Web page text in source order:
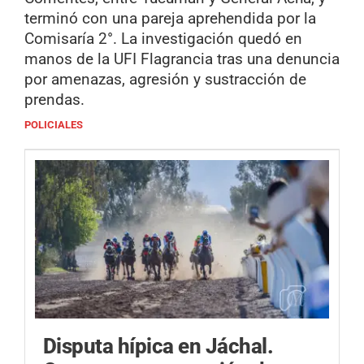
terminó con una pareja aprehendida por la
Comisaría 2°. La investigación quedó en
manos de la UFI Flagrancia tras una denuncia
por amenazas, agresión y sustracción de
prendas.
POLICIALES
Disputa hípica en Jáchal.